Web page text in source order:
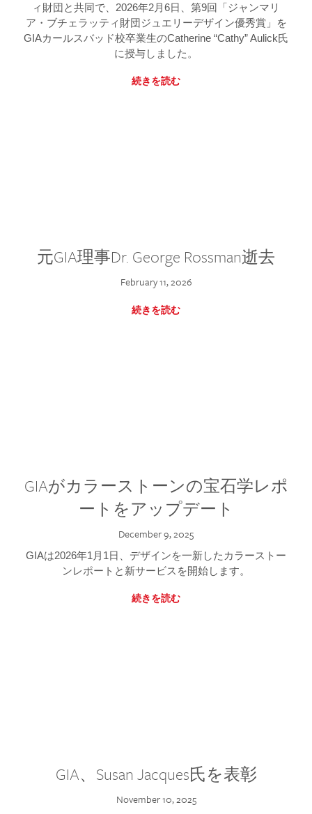
ィ財団と共同で、2026年2月6日、第9回「ジャンマリ
ア・ブチェラッティ財団ジュエリーデザイン優秀賞」を
GIAカールスバッド校卒業生のCatherine “Cathy” Aulick氏
に授与しました。
続きを読む
元GIA理事Dr. George Rossman逝去
February 11, 2026
続きを読む
GIAがカラーストーンの宝石学レポ
ートをアップデート
December 9, 2025
GIAは2026年1月1日、デザインを一新したカラーストー
ンレポートと新サービスを開始します。
続きを読む
GIA、Susan Jacques氏を表彰
November 10, 2025